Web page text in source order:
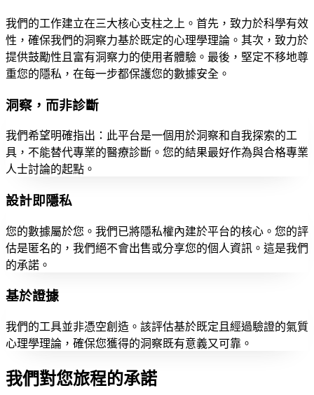
我們的工作建立在三大核心支柱之上。首先，致力於科學有效
性，確保我們的洞察力基於既定的心理學理論。其次，致力於
提供鼓勵性且富有洞察力的使用者體驗。最後，堅定不移地尊
重您的隱私，在每一步都保護您的數據安全。
洞察，而非診斷
我們希望明確指出：此平台是一個用於洞察和自我探索的工
具，不能替代專業的醫療診斷。您的結果最好作為與合格專業
人士討論的起點。
設計即隱私
您的數據屬於您。我們已將隱私權內建於平台的核心。您的評
估是匿名的，我們絕不會出售或分享您的個人資訊。這是我們
的承諾。
基於證據
我們的工具並非憑空創造。該評估基於既定且經過驗證的氣質
心理學理論，確保您獲得的洞察既有意義又可靠。
我們對您旅程的承諾